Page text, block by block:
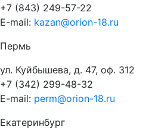
+7 (843) 249-57-22
E-mail: kazan@orion-18.ru
Пермь
ул. Куйбышева, д. 47, оф. 312
+7 (342) 299-48-32
E-mail: perm@orion-18.ru
Екатеринбург